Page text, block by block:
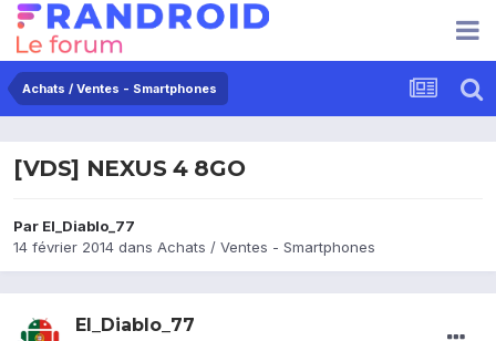
Achats / Ventes - Smartphones
[VDS] NEXUS 4 8GO
Par El_Diablo_77
14 février 2014 dans Achats / Ventes - Smartphones
El_Diablo_77